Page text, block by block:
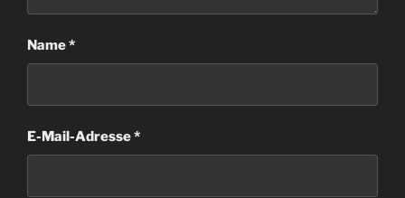
Name*
E-Mail-Adresse*